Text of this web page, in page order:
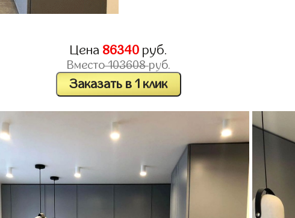
Цена 86340руб.
Вместо103608руб.
Заказать в 1 клик